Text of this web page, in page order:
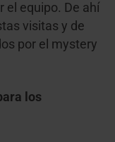
el equipo. De ahí
visitas y de
por el mystery
los